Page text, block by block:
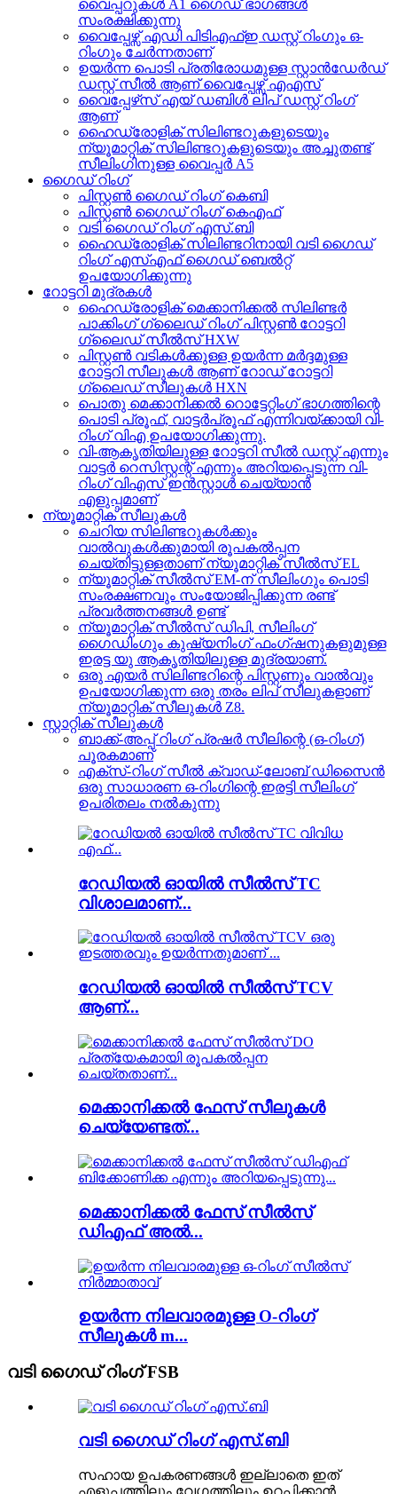
വൈപ്പറുകൾ A1 ഗൈഡ് ഭാഗങ്ങൾ
സംരക്ഷിക്കുന്നു
വൈപ്പേഴ്സ് എഡി പിടിഎഫ്ഇ ഡസ്റ്റ് റിംഗും ഒ-
റിംഗും ചേർന്നതാണ്
ഉയർന്ന പൊടി പ്രതിരോധമുള്ള സ്റ്റാൻഡേർഡ്
ഡസ്റ്റ് സീൽ ആണ് വൈപ്പേഴ്സ് എഎസ്
വൈപ്പേഴ്‌സ് എയ് ഡബിൾ ലിപ് ഡസ്റ്റ് റിംഗ്
ആണ്
ഹൈഡ്രോളിക് സിലിണ്ടറുകളുടെയും
ന്യൂമാറ്റിക് സിലിണ്ടറുകളുടെയും അച്ചുതണ്ട്
സീലിംഗിനുള്ള വൈപ്പർ A5
ഗൈഡ് റിംഗ്
പിസ്റ്റൺ ഗൈഡ് റിംഗ് കെബി
പിസ്റ്റൺ ഗൈഡ് റിംഗ് കെഎഫ്
വടി ഗൈഡ് റിംഗ് എസ്.ബി
ഹൈഡ്രോളിക് സിലിണ്ടറിനായി വടി ഗൈഡ്
റിംഗ് എസ്എഫ് ഗൈഡ് ബെൽറ്റ്
ഉപയോഗിക്കുന്നു
റോട്ടറി മുദ്രകൾ
ഹൈഡ്രോളിക് മെക്കാനിക്കൽ സിലിണ്ടർ
പാക്കിംഗ് ഗ്ലൈഡ് റിംഗ് പിസ്റ്റൺ റോട്ടറി
ഗ്ലൈഡ് സീൽസ് HXW
പിസ്റ്റൺ വടികൾക്കുള്ള ഉയർന്ന മർദ്ദമുള്ള
റോട്ടറി സീലുകൾ ആണ് റോഡ് റോട്ടറി
ഗ്ലൈഡ് സീലുകൾ HXN
പൊതു മെക്കാനിക്കൽ റൊട്ടേറ്റിംഗ് ഭാഗത്തിന്റെ
പൊടി പ്രൂഫ്, വാട്ടർപ്രൂഫ് എന്നിവയ്ക്കായി വി-
റിംഗ് വിഎ ഉപയോഗിക്കുന്നു.
വി-ആകൃതിയിലുള്ള റോട്ടറി സീൽ ഡസ്റ്റ് എന്നും
വാട്ടർ റെസിസ്റ്റന്റ് എന്നും അറിയപ്പെടുന്ന വി-
റിംഗ് വിഎസ് ഇൻസ്റ്റാൾ ചെയ്യാൻ
എളുപ്പമാണ്
ന്യൂമാറ്റിക് സീലുകൾ
ചെറിയ സിലിണ്ടറുകൾക്കും
വാൽവുകൾക്കുമായി രൂപകൽപ്പന
ചെയ്തിട്ടുള്ളതാണ് ന്യൂമാറ്റിക് സീൽസ് EL
ന്യൂമാറ്റിക് സീൽസ് EM-ന് സീലിംഗും പൊടി
സംരക്ഷണവും സംയോജിപ്പിക്കുന്ന രണ്ട്
പ്രവർത്തനങ്ങൾ ഉണ്ട്
ന്യൂമാറ്റിക് സീൽസ് ഡിപി, സീലിംഗ്
ഗൈഡിംഗും കുഷ്യനിംഗ് ഫംഗ്ഷനുകളുമുള്ള
ഇരട്ട യു ആകൃതിയിലുള്ള മുദ്രയാണ്.
ഒരു എയർ സിലിണ്ടറിന്റെ പിസ്റ്റണും വാൽവും
ഉപയോഗിക്കുന്ന ഒരു തരം ലിപ് സീലുകളാണ്
ന്യൂമാറ്റിക് സീലുകൾ Z8.
സ്റ്റാറ്റിക് സീലുകൾ
ബാക്ക്-അപ്പ് റിംഗ് പ്രഷർ സീലിന്റെ (ഒ-റിംഗ്)
പൂരകമാണ്
എക്‌സ്-റിംഗ് സീൽ ക്വാഡ്-ലോബ് ഡിസൈൻ
ഒരു സാധാരണ ഒ-റിംഗിന്റെ ഇരട്ടി സീലിംഗ്
ഉപരിതലം നൽകുന്നു
റേഡിയൽ ഓയിൽ സീൽസ് TC
വിശാലമാണ്...
റേഡിയൽ ഓയിൽ സീൽസ് TCV
ആണ്...
മെക്കാനിക്കൽ ഫേസ് സീലുകൾ
ചെയ്യേണ്ടത്...
മെക്കാനിക്കൽ ഫേസ് സീൽസ്
ഡിഎഫ് അൽ...
ഉയർന്ന നിലവാരമുള്ള O-റിംഗ്
സീലുകൾ m...
വടി ഗൈഡ് റിംഗ് FSB
വടി ഗൈഡ് റിംഗ് എസ്.ബി
സഹായ ഉപകരണങ്ങൾ ഇല്ലാതെ ഇത്